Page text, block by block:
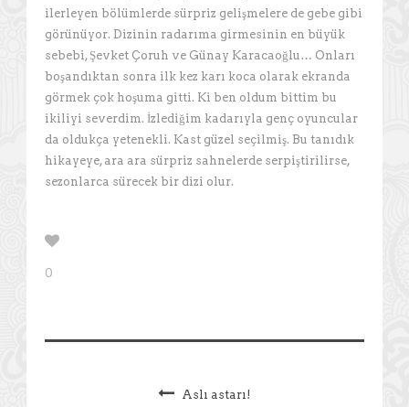
ilerleyen bölümlerde sürpriz gelişmelere de gebe gibi
görünüyor. Dizinin radarıma girmesinin en büyük
sebebi, Şevket Çoruh ve Günay Karacaoğlu… Onları
boşandıktan sonra ilk kez karı koca olarak ekranda
görmek çok hoşuma gitti. Ki ben oldum bittim bu
ikiliyi severdim. İzlediğim kadarıyla genç oyuncular
da oldukça yetenekli. Kast güzel seçilmiş. Bu tanıdık
hikayeye, ara ara sürpriz sahnelerde serpiştirilirse,
sezonlarca sürecek bir dizi olur.
0
Aslı astarı!